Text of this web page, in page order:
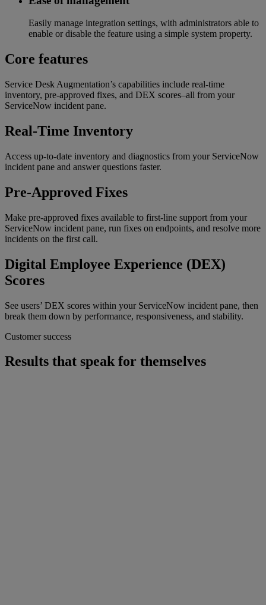
Easily manage integration settings, with administrators able to
enable or disable the feature using a simple system property.
Core features
Service Desk Augmentation’s capabilities include real-time
inventory, pre-approved fixes, and DEX scores–all from your
ServiceNow incident pane.
Real-Time Inventory
Access up-to-date inventory and diagnostics from your ServiceNow
incident pane and answer questions faster.
Pre-Approved Fixes
Make pre-approved fixes available to first-line support from your
ServiceNow incident pane, run fixes on endpoints, and resolve more
incidents on the first call.
Digital Employee Experience (DEX)
Scores
See users’ DEX scores within your ServiceNow incident pane, then
break them down by performance, responsiveness, and stability.
Customer success
Results that speak for themselves